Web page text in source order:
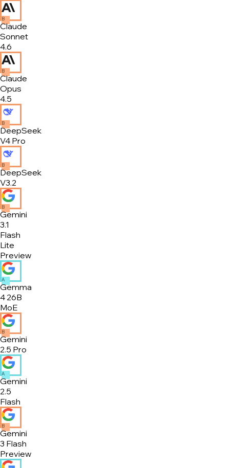
B
Claude
Sonnet
4.6
B
Claude
Opus
4.5
B
DeepSeek
V4 Pro
B
DeepSeek
V3.2
B
Gemini
3.1
Flash
Lite
Preview
A
Gemma
4 26B
MoE
B
Gemini
2.5 Pro
A
Gemini
2.5
Flash
B
Gemini
3 Flash
Preview